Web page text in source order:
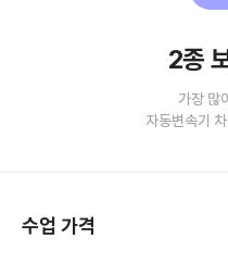
2종
가장 많
자동변속기
수업 가격